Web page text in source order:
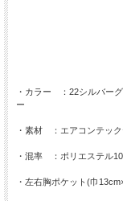
・カラー ：22シルバー
ー
・素材 ：エアコンテッ
・混率 ：ポリエステル
・左右胸ポケット(巾